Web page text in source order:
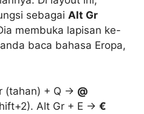
sebagai Alt Gr
membuka lapisan ke-
baca bahasa Eropa,
(tahan) + Q → @
Alt Gr + E → €